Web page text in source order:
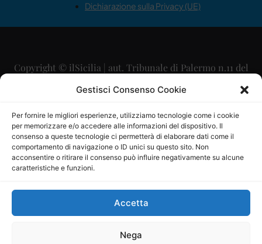
Gestisci Consenso Cookie
Per fornire le migliori esperienze, utilizziamo tecnologie come i cookie
per memorizzare e/o accedere alle informazioni del dispositivo. Il
consenso a queste tecnologie ci permetterà di elaborare dati come il
comportamento di navigazione o ID unici su questo sito. Non
acconsentire o ritirare il consenso può influire negativamente su alcune
caratteristiche e funzioni.
Accetta
Nega
Dichiarazione sulla Privacy (UE)
Copyright © ilSicilia | aut. Tribunale di Palermo n.11 del
29/09/2015
Direttore Editoriale: Maurizio Scaglione
Direttore Responsabile: Maria Calabrese
P.IVA: 06334930820
Mercurio Comunicazione Società Cooperativa a r.l. è
iscritta al Registro degli Operatori di Comunicazione al